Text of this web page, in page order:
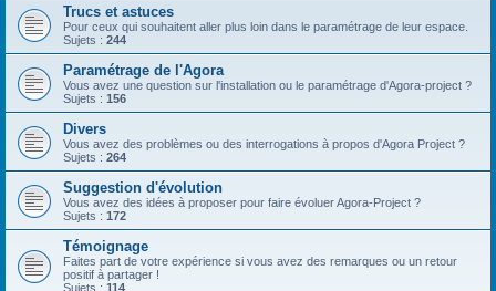
Trucs et astuces
Pour ceux qui souhaitent aller plus loin dans le paramétrage de leur espace.
Sujets : 244
Paramétrage de l'Agora
Vous avez une question sur l'installation ou le paramétrage d'Agora-project ?
Sujets : 156
Divers
Vous avez des problèmes ou des interrogations à propos d'Agora Project ?
Sujets : 264
Suggestion d'évolution
Vous avez des idées à proposer pour faire évoluer Agora-Project ?
Sujets : 172
Témoignage
Faites part de votre expérience si vous avez des remarques ou un retour
positif à partager !
Sujets : 114